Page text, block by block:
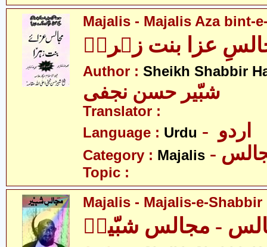
Majalis - Majalis Aza bint-
عزا بنت زہراؑ
Author : Sheikh Shabbir
شبّیر حسن نجفی
Translator :
Language : Urdu
Category : Majalis
Topic :
Majalis - Majalis-e-Shabbir
- مجالس شبّیرؑ